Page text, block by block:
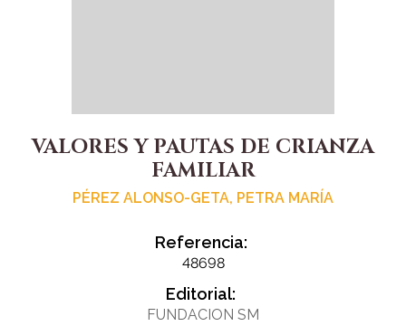
VALORES Y PAUTAS DE CRIANZA
FAMILIAR
PÉREZ ALONSO-GETA, PETRA MARÍA
Referencia:
48698
Editorial:
FUNDACION SM